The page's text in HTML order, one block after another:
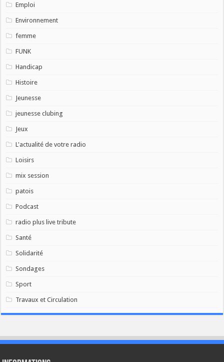
Emploi
Environnement
femme
FUNK
Handicap
Histoire
Jeunesse
jeunesse clubing
Jeux
L'actualité de votre radio
Loisirs
mix session
patois
Podcast
radio plus live tribute
Santé
Solidarité
Sondages
Sport
Travaux et Circulation